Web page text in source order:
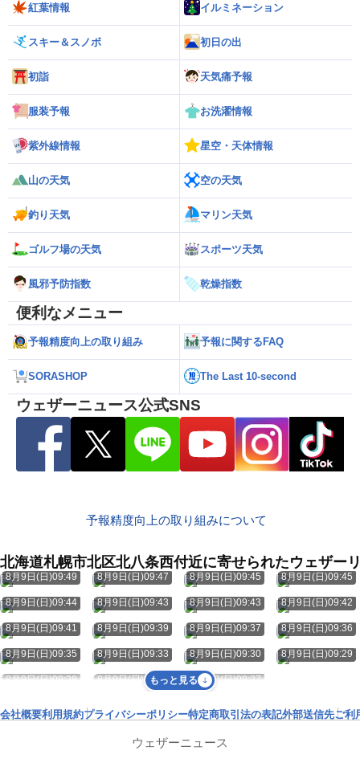
紅葉情報 イルミネーション
スキー＆スノボ 初日の出
初詣 天気痛予報
服装予報 お洗濯情報
紫外線情報 星空・天体情報
山の天気 空の天気
釣り天気 マリン天気
ゴルフ場の天気 スポーツ天気
風邪予防指数 乾燥指数
便利なメニュー
予報精度向上の取り組み 予報に関するFAQ
SORASHOP The Last 10-second
ウェザーニュース公式SNS
予報精度向上の取り組みについて
北海道札幌市北区北八条西付近に寄せられたウェザー
8月9日(日)09:49 8月9日(日)09:47 8月9日(日)09:45 8月9日(日)09:45
8月9日(日)09:44 8月9日(日)09:43 8月9日(日)09:43 8月9日(日)09:42
8月9日(日)09:41 8月9日(日)09:39 8月9日(日)09:37 8月9日(日)09:36
8月9日(日)09:35 8月9日(日)09:33 8月9日(日)09:30 8月9日(日)09:29
8月9日(日)09:28 8月9日(日)09:28 8月9日(日)09:27
もっと見る
会社概要利用規約プライバシーポリシー特定商取引法の表記外部送信先ご利
ウェザーニュース